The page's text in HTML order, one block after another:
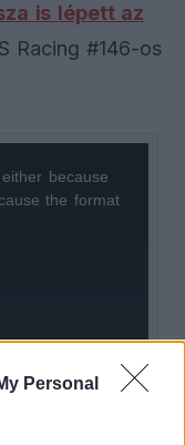
Personal
is lépett az
Racing #146-os
because
the format